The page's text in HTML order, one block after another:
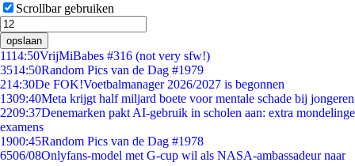
Scrollbar gebruiken
opslaan
1114:50VrijMiBabes #316 (not very sfw!)
3514:50Random Pics van de Dag #1979
214:30De FOK!Voetbalmanager 2026/2027 is begonnen
1309:40Meta krijgt half miljard boete voor mentale schade bij jongeren
2209:37Denemarken pakt AI-gebruik in scholen aan: extra mondelinge
examens
1900:45Random Pics van de Dag #1978
6506/08Onlyfans-model met G-cup wil als NASA-ambassadeur naar